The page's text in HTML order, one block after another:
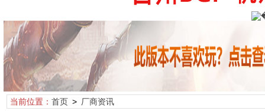
当前位置： 首页 > 厂商资讯